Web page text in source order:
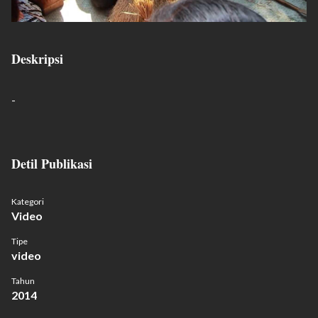
Deskripsi
-
Detil Publikasi
Kategori
Video
Tipe
video
Tahun
2014